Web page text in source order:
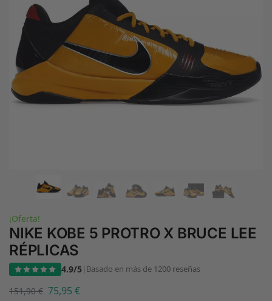
¡Oferta!
NIKE KOBE 5 PROTRO X BRUCE LEE
RÉPLICAS
4.9/5| Basado en más de 1200 reseñas
151,90€ 75,95 €